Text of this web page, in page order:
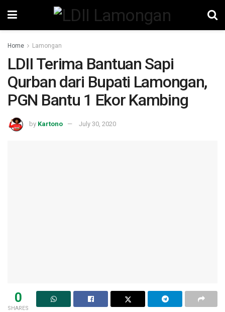
Home Lamongan
LDII Terima Bantuan Sapi
Qurban dari Bupati Lamongan,
PGN Bantu 1 Ekor Kambing
by Kartono July 30, 2020
0
SHARES